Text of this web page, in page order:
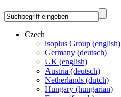
Czech
isoplus Group (english)
Germany (deutsch)
UK (english)
Austria (deutsch)
Netherlands (dutch)
Hungary (hungarian)